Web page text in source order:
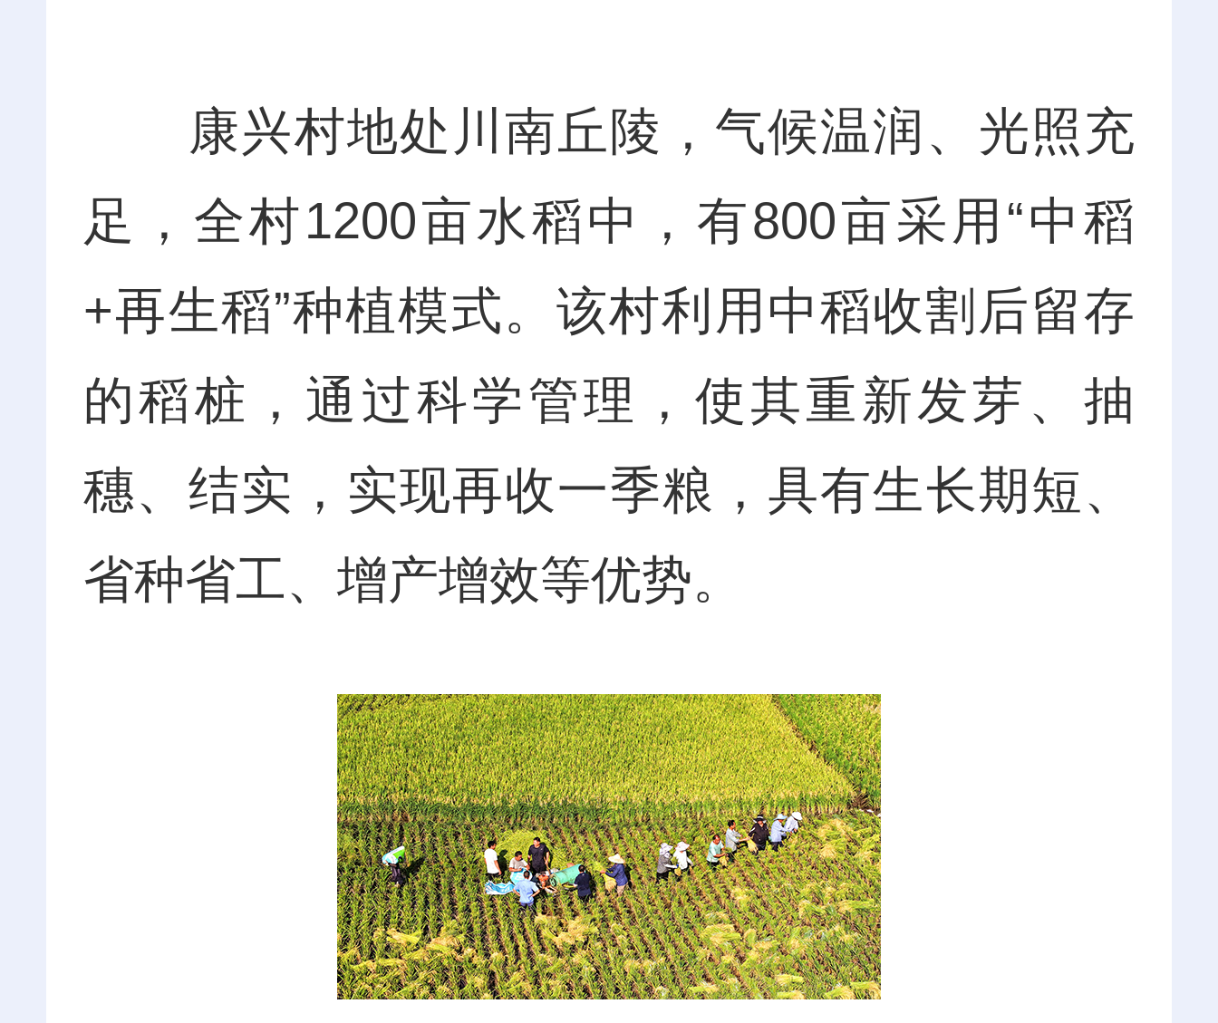
康兴村地处川南丘陵，气候温润、光照充
足，全村1200亩水稻中，有800亩采用“中稻
+再生稻”种植模式。该村利用中稻收割后留存
的稻桩，通过科学管理，使其重新发芽、抽
穗、结实，实现再收一季粮，具有生长期短、
省种省工、增产增效等优势。